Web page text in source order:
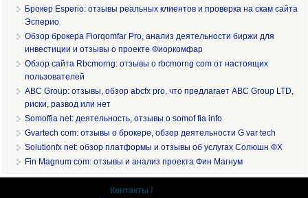
Брокер Esperio: отзывы реальных клиентов и проверка на скам сайта
Эсперио
Обзор брокера Fiorqomfar Pro, анализ деятельности биржи для
инвестиции и отзывы о проекте Фиоркомфар
Обзор сайта Rbcmorng: отзывы о rbcmorng com от настоящих
пользователей
ABC Group: отзывы, обзор abcfx pro, что предлагает ABC Group LTD,
риски, развод или нет
Somoffia net: деятельность, отзывы о somof fia info
Gvartech com: отзывы о брокере, обзор деятельности G var tech
Solutionfx net: обзор платформы и отзывы об услугах Солюшн ФХ
Fin Magnum com: отзывы и анализ проекта Фин Магнум
Контакты /